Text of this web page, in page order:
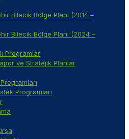
Bilecik Bölge Planı (2014 –
Bilecik Bölge Planı (2024 –
Programlar
ve Stratejik Planlar
Programları